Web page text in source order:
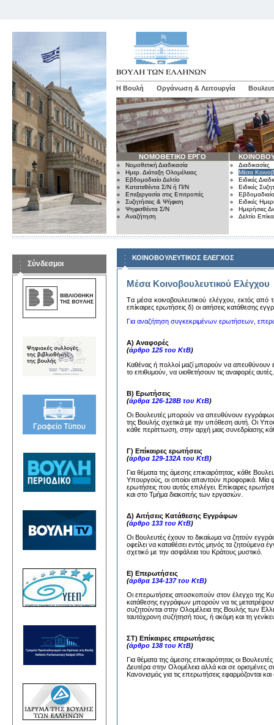
Η Βουλή Οργάνωση & Λειτουργία
ΝΟΜΟΘΕΤΙΚΟ ΕΡΓΟ
Νομοθετική Διαδικασία
Ημερ. Διάταξη Ολομέλειας
Εβδομαδιαίο Δελτίο
Κατατεθέντα Σ/Ν ή Π/Ν
Επεξεργασία στις Επιτροπές
Συζητήσεις & Ψήφιση
Ψηφισθέντα Σ/Ν
Αναζήτηση
Διαδικασίες
Μέσα
Ειδικές
Ειδικές
Εβδομαδιαίο
Ειδικές
Ημερήσιες
Δελτίο
Σύνδεσμοι
ΚΟΙΝΟΒΟΥΛΕΥΤΙΚΟΣ ΕΛΕΓΧΟΣ
Μέσα Κοινοβουλευτικού Ελέγχου
Tα μέσα κoινoβoυλευτικoύ ελέγχoυ, εκτός από
επίκαιρες ερωτήσεις δ) oι αιτήσεις κατάθεσης
Για αναζήτηση συγκεκριμένων ερωτήσεων,
Α) Αναφορές
(άρθρο 125 του ΚτΒ)
Καθένας ή πολλοί μαζί μπορούν να
το επιθυμούν, να υιοθετήσουν τις αναφορές
Β) Ερωτήσεις
(άρθρα 126-128Β του ΚτΒ)
Οι Βουλευτές μπορούν να απευθύνουν
της Βουλής σχετικά με την υπόθεση αυτή. Οι
κάθε περίπτωση, στην αρχή μιας συνεδρίασης
Γ) Επίκαιρες ερωτήσεις
(άρθρα 129-132Α του ΚτΒ)
Για θέματα της άμεσης επικαιρότητας, κάθε
Υπουργούς, οι οποίοι απαντούν προφορικά. Μία
ερωτήσεις που αυτός επιλέγει. Επίκαιρες
και στο Τμήμα διακοπής των εργασιών.
Δ) Αιτήσεις Κατάθεσης Εγγράφων
(άρθρο 133 του ΚτΒ)
Οι Βουλευτές έχουν το δικαίωμα να ζητούν
οφείλει να καταθέσει εντός μηνός τα
σχετικό με την ασφάλεια του Κράτους μυστικό.
Ε) Επερωτήσεις
(άρθρα 134-137 του ΚτΒ)
Οι επερωτήσεις αποσκοπούν στον έλεγχο της
κατάθεσης εγγράφων μπορούν να τις
συζητούνται στην Ολομέλεια της Βουλής των
ταυτόχρονη συζήτησή τους, ή ακόμη και τη
ΣΤ) Επίκαιρες επερωτήσεις
(άρθρο 138 του ΚτΒ)
Για θέματα της άμεσης επικαιρότητας οι
Δευτέρα στην Ολομέλεια αλλά και σε ορισμένες
Κανονισμός για τις επερωτήσεις εφαρμόζονται